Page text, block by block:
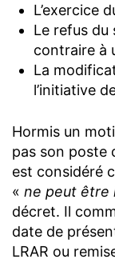
L’exercice
Le refus du
contraire à
La
l’initiative
Hormis un
pas son poste
est considéré
« ne peut être
décret. Il
date de
LRAR ou